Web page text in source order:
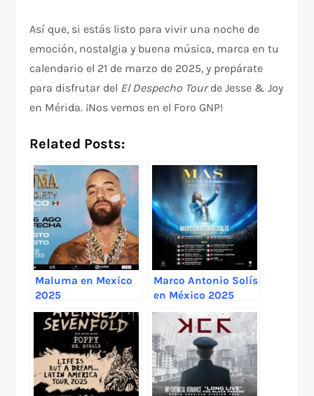
Así que, si estás listo para vivir una noche de
emoción, nostalgia y buena música, marca en tu
calendario el 21 de marzo de 2025, y prepárate
para disfrutar del El Despecho Tourde Jesse & Joy
en Mérida. ¡Nos vemos en el Foro GNP!
Related Posts:
Maluma en Mexico
2025
Marco Antonio Solís
en México 2025